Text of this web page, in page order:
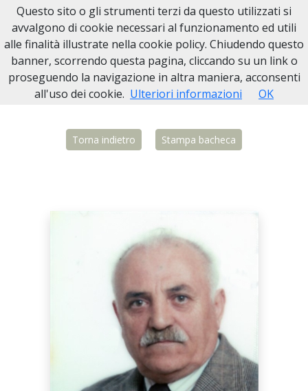
Necrologi Biella
Home Italia BI Verrone Sergio Fabbro
Torna indietro Stampa bacheca
Questo sito o gli strumenti terzi da questo utilizzati si
avvalgono di cookie necessari al funzionamento ed utili
alle finalità illustrate nella cookie policy. Chiudendo questo
banner, scorrendo questa pagina, cliccando su un link o
proseguendo la navigazione in altra maniera, acconsenti
all'uso dei cookie. Ulteriori informazioni OK